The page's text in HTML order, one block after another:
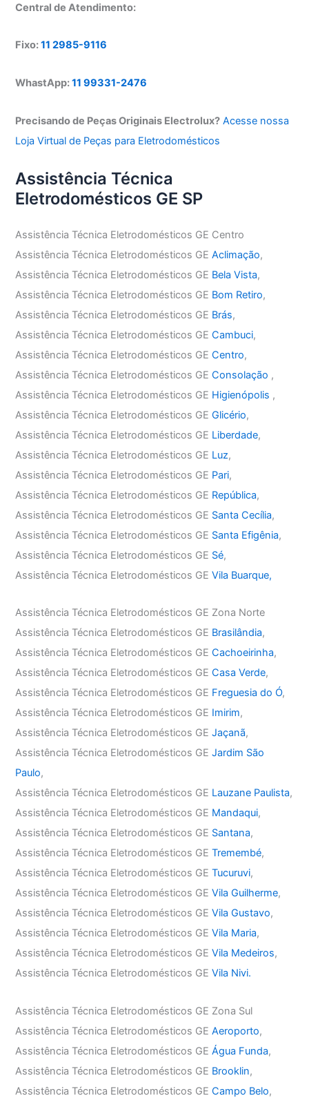
Central de Atendimento:
Fixo:11 2985-9116
WhastApp:11 99331-2476
Precisando de Peças Originais Electrolux? Acesse nossa
Loja Virtual de Peças para Eletrodomésticos
Assistência Técnica
Eletrodomésticos GE SP
Assistência Técnica Eletrodomésticos GE Centro
Assistência Técnica Eletrodomésticos GEAclimação,
Assistência Técnica Eletrodomésticos GE Bela Vista,
Assistência Técnica Eletrodomésticos GE Bom Retiro,
Assistência Técnica Eletrodomésticos GE Brás,
Assistência Técnica Eletrodomésticos GECambuci,
Assistência Técnica Eletrodomésticos GECentro,
Assistência Técnica Eletrodomésticos GEConsolação ,
Assistência Técnica Eletrodomésticos GE Higienópolis ,
Assistência Técnica Eletrodomésticos GEGlicério,
Assistência Técnica Eletrodomésticos GE Liberdade,
Assistência Técnica Eletrodomésticos GE Luz,
Assistência Técnica Eletrodomésticos GE Pari,
Assistência Técnica Eletrodomésticos GE República,
Assistência Técnica Eletrodomésticos GE Santa Cecília,
Assistência Técnica Eletrodomésticos GE Santa Efigênia,
Assistência Técnica Eletrodomésticos GE Sé,
Assistência Técnica Eletrodomésticos GEVila Buarque,
Assistência Técnica Eletrodomésticos GE Zona Norte
Assistência Técnica Eletrodomésticos GE Brasilândia,
Assistência Técnica Eletrodomésticos GECachoeirinha,
Assistência Técnica Eletrodomésticos GECasa Verde,
Assistência Técnica Eletrodomésticos GE Freguesia do Ó,
Assistência Técnica Eletrodomésticos GE Imirim,
Assistência Técnica Eletrodomésticos GEJaçanã,
Assistência Técnica Eletrodomésticos GEJardim São
Paulo,
Assistência Técnica Eletrodomésticos GE Lauzane Paulista,
Assistência Técnica Eletrodomésticos GE Mandaqui,
Assistência Técnica Eletrodomésticos GE Santana,
Assistência Técnica Eletrodomésticos GETremembé,
Assistência Técnica Eletrodomésticos GETucuruvi,
Assistência Técnica Eletrodomésticos GEVila Guilherme,
Assistência Técnica Eletrodomésticos GEVila Gustavo,
Assistência Técnica Eletrodomésticos GEVila Maria,
Assistência Técnica Eletrodomésticos GEVila Medeiros,
Assistência Técnica Eletrodomésticos GEVila Nivi.
Assistência Técnica Eletrodomésticos GE Zona Sul
Assistência Técnica Eletrodomésticos GEAeroporto,
Assistência Técnica Eletrodomésticos GEÁgua Funda,
Assistência Técnica Eletrodomésticos GE Brooklin,
Assistência Técnica Eletrodomésticos GECampo Belo,